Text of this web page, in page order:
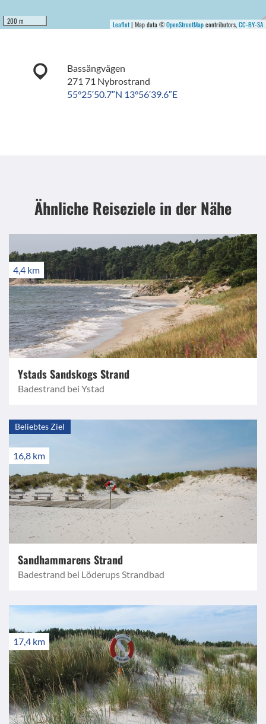
200 m Leaflet| Map data ©OpenStreetMapcontributors,CC-BY-SA
Bassängvägen
271 71 Nybrostrand
55°25′50.7″N 13°56′39.6″E
Ähnliche Reiseziele in der Nähe
4,4 km
Ystads Sandskogs Strand
Badestrand bei Ystad
16,8 km
Beliebtes Ziel
Sandhammarens Strand
Badestrand bei Löderups Strandbad
17,4 km